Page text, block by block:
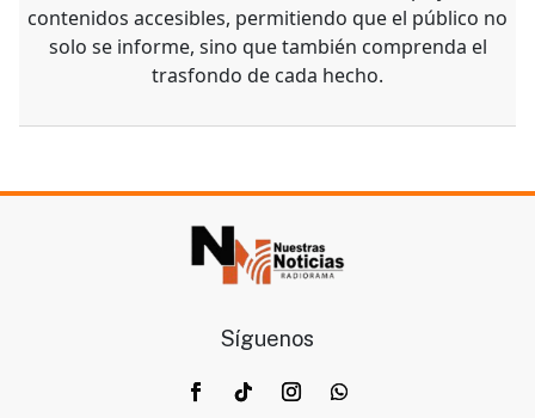
contenidos accesibles, permitiendo que el público no
solo se informe, sino que también comprenda el
trasfondo de cada hecho.
Síguenos